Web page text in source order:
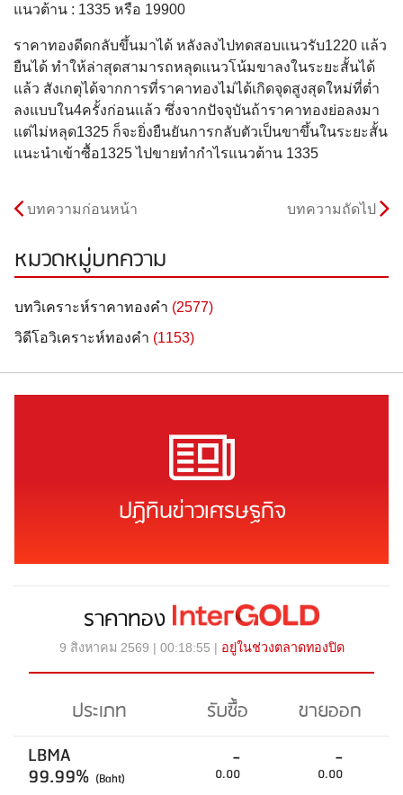
แนวต้าน : 1335 หรือ 19900
ราคาทองดีดกลับขึ้นมาได้ หลังลงไปทดสอบแนวรับ1220 แล้ว
ยืนได้ ทำให้ล่าสุดสามารถหลุดแนวโน้มขาลงในระยะสั้นได้
แล้ว สังเกตุได้จากการที่ราคาทองไม่ได้เกิดจุดสูงสุดใหม่ที่ต่ำ
ลงแบบใน4ครั้งก่อนแล้ว ซึ่งจากปัจจุบันถ้าราคาทองย่อลงมา
แต่ไม่หลุด1325 ก็จะยิ่งยืนยันการกลับตัวเป็นขาขึ้นในระยะสั้น
แนะนำเข้าซื้อ1325 ไปขายทำกำไรแนวต้าน 1335
บทความก่อนหน้า บทความถัดไป
หมวดหมู่บทความ
บทวิเคราะห์ราคาทองคำ (2577)
วิดีโอวิเคราะห์ทองคำ (1153)
ปฏิทินข่าวเศรษฐกิจ
ราคาทอง
9 สิงหาคม 2569 | 00:18:55 | อยู่ในช่วงตลาดทองปิด
ประเภท รับซื้อ
ขายออก
LBMA
99.99% (Baht)
-
0.00
-
0.00